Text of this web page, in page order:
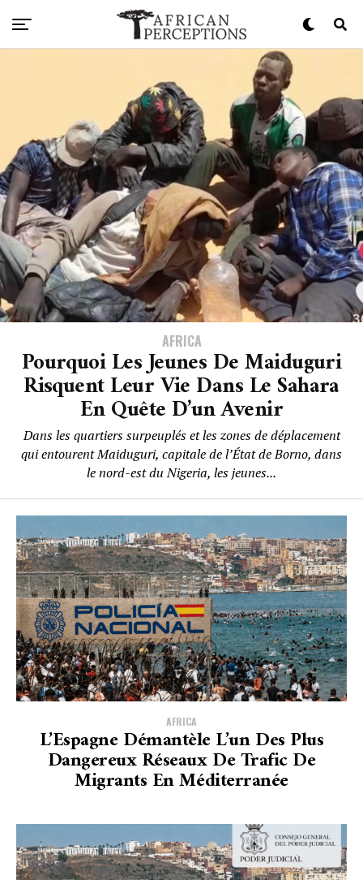
AFRICA
Pourquoi Les Jeunes De Maiduguri
Risquent Leur Vie Dans Le Sahara
En Quête D’un Avenir
Dans les quartiers surpeuplés et les zones de déplacement
qui entourent Maiduguri, capitale de l’État de Borno, dans
le nord-est du Nigeria, les jeunes...
AFRICA
L’Espagne Démantèle L’un Des Plus
Dangereux Réseaux De Trafic De
Migrants En Méditerranée